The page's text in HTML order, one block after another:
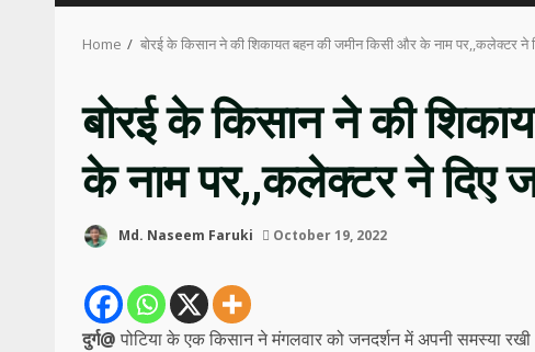
Home बोरई के किसान ने की शिकायत बहन की जमीन किसी और के नाम पर,,कलेक्टर ने
बोरई के किसान ने की
के नाम पर,,कलेक्टर ने दिए
Md. Naseem Faruki October 19, 2022
दुर्ग@ पोटिया के एक किसान ने मंगलवार को जनदर्शन में अपनी समस्या